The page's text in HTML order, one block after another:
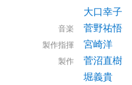
大口幸子
音楽 菅野祐悟
製作指揮 宮崎洋
製作
菅沼直樹
堀義貴